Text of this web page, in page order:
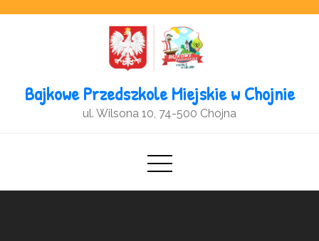
Bajkowe Przedszkole Miejskie w Chojnie
ul. Wilsona 10, 74-500 Chojna